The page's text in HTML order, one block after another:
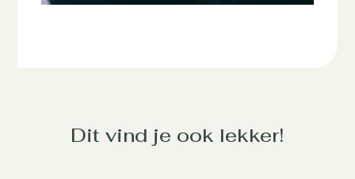
Dit vind je ook lekker!